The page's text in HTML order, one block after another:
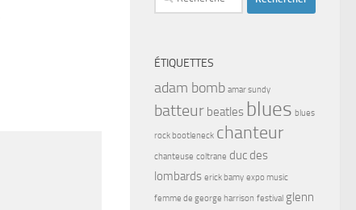
ÉTIQUETTES
adam bomb amar sundy
batteur beatles blues blues
rock bootleneck chanteur
chanteuse coltrane duc des
lombards erick bamy expo music
femme de george harrison festival glenn